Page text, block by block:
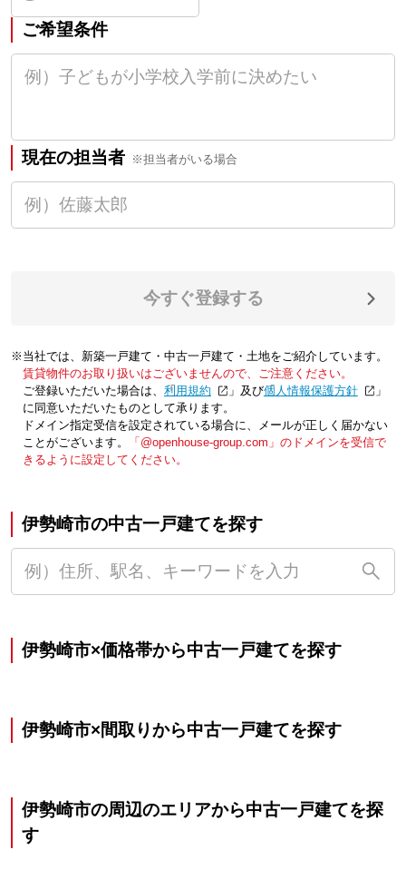
ご希望条件
現在の担当者 ※担当者がいる場合
今すぐ登録する
※当社では、新築一戸建て・中古一戸建て・土地をご紹介しています。
賃貸物件のお取り扱いはございませんので、ご注意ください。
ご登録いただいた場合は、「利用規約 」及び「個人情報保護方針
」
に同意いただいたものとして承ります。
ドメイン指定受信を設定されている場合に、メールが正しく届かない
ことがございます。
「@openhouse-group.com」のドメインを受信で
きるように設定してください。
伊勢崎市の中古一戸建てを探す
伊勢崎市×価格帯から中古一戸建てを探す
伊勢崎市×間取りから中古一戸建てを探す
伊勢崎市の周辺のエリアから中古一戸建てを探
す